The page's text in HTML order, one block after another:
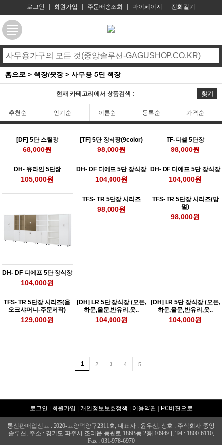
로그인 회원가입 주문배송조회 마이페이지 전화걸기
홈으로 > 책장/옷장> 사무용 5단 책장
현재 카테고리에서 상품검색 : 찾기
추천순 인기순 이름순 등록순 가격순
[DF] 5단 스틸장
68,000원
[TF] 5단 장식장(9color)
98,000원
TF-디셀 5단장
98,000원
DH- 유라인 5단장
105,000원
DH- DF 디에프 5단 장식장
104,000원
DH- DF 디에프 5단 장식장
104,000원
DH- DF 디에프 5단 장식장
104,000원
TFS- TR 5단장 시리즈
98,000원
TFS- TR 5단장 시리즈(망
펄)
98,000원
TFS- TR 5단장 시리즈(올
오크샤머니-주문제작)
129,000원
[DH] LR 5단 장식장 (오픈,
하문,올문,반유리,옷..
104,000원
[DH] LR 5단 장식장 (오픈,
하문,올문,반유리,옷..
104,000원
1 2 3 4 5
로그인 회원가입 개인정보보호정책 이용약관| PC버젼으로
통신판매업신고 : 2020-고양덕양구2311호, 대표자 : 윤우선, 상호 : 주식회사 중앙
솔루션, 주소 : 경기도 파주시 조리읍 등원로 186B동 2층[10949 ], Tel : 1800-6110,
Fax : 031-978-6970